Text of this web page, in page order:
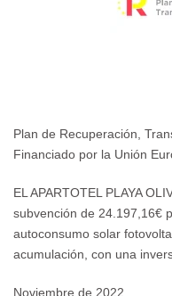
Plan de Recuperación,
Financiado por la Unión
EL APARTOTEL PLAYA
subvención de 24.197,16€
autoconsumo solar
acumulación, con una
Noviembre de 2022